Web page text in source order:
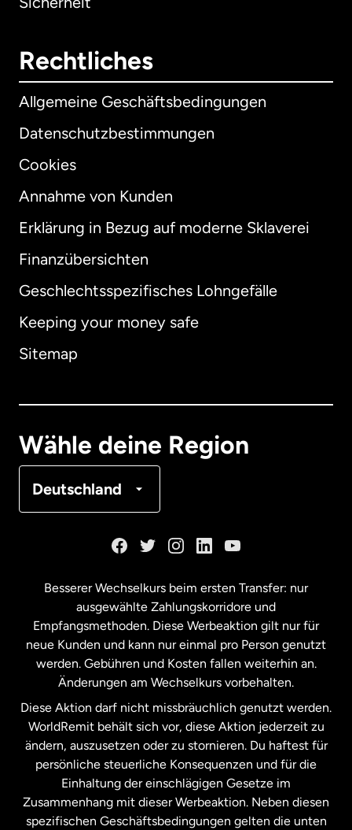
Rechtliches
Allgemeine Geschäftsbedingungen
Datenschutzbestimmungen
Cookies
Annahme von Kunden
Erklärung in Bezug auf moderne Sklaverei
Finanzübersichten
Geschlechtsspezifisches Lohngefälle
Keeping your money safe
Sitemap
Wähle deine Region
Deutschland
International English
Australien
Malaysia
Neuseeland
Niederlande
Schweden
Spanien
Besserer Wechselkurs beim ersten Transfer: nur
ausgewählte Zahlungskorridore und
Empfangsmethoden. Diese Werbeaktion gilt nur für
neue Kunden und kann nur einmal pro Person genutzt
werden. Gebühren und Kosten fallen weiterhin an.
Änderungen am Wechselkurs vorbehalten.
Diese Aktion darf nicht missbräuchlich genutzt werden.
WorldRemit behält sich vor, diese Aktion jederzeit zu
ändern, auszusetzen oder zu stornieren. Du haftest für
persönliche steuerliche Konsequenzen und für die
Einhaltung der einschlägigen Gesetze im
Zusammenhang mit dieser Werbeaktion. Neben diesen
spezifischen Geschäftsbedingungen gelten die unten